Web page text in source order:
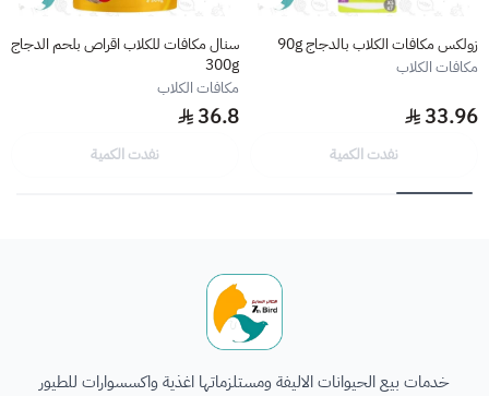
زولكس مكافات الكلاب بالدجاج 90g
مكافات الكلاب
33.96
نفدت الكمية
سنال مكافات للكلاب اقراص بلحم الدجاج
300g
مكافات الكلاب
36.8
نفدت الكمية
خدمات بيع الحيوانات الاليفة ومستلزماتها اغذية واكسسوارات للطيور